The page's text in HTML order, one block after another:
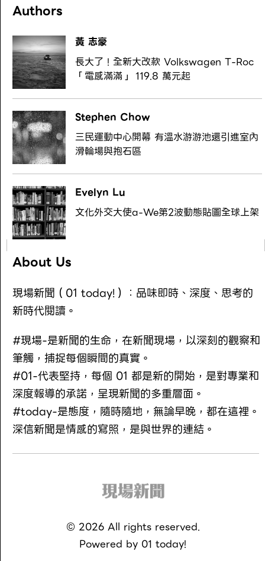
Authors
黃 志豪
長大了！全新大改款 Volkswagen T-Roc
「電感滿滿」 119.8 萬元起
Stephen Chow
三民運動中心開幕 有溫水游游池還引進室內
滑輪場與抱石區
Evelyn Lu
文化外交大使a-We第2波動態貼圖全球上架
About Us
現場新聞（01 today!）：品味即時、深度、思考的
新時代閱讀。
#現場-是新聞的生命，在新聞現場，以深刻的觀察和
筆觸，捕捉每個瞬間的真實。
#01-代表堅持，每個 01 都是新的開始，是對專業和
深度報導的承諾，呈現新聞的多重層面。
#today-是態度，隨時隨地，無論早晚，都在這裡。
深信新聞是情感的寫照，是與世界的連結。
© 2026All rights reserved.
Powered by 01 today!